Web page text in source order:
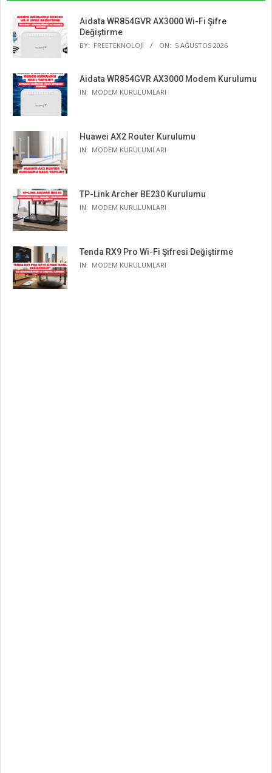
Aidata WR854GVR AX3000 Wi-Fi Şifre
Değiştirme
BY: FREETEKNOLOJI ON: 5 AĞUSTOS 2026
Aidata WR854GVR AX3000 Modem Kurulumu
IN: MODEM KURULUMLARI
Huawei AX2 Router Kurulumu
IN: MODEM KURULUMLARI
TP-Link Archer BE230 Kurulumu
IN: MODEM KURULUMLARI
Tenda RX9 Pro Wi-Fi Şifresi Değiştirme
IN: MODEM KURULUMLARI